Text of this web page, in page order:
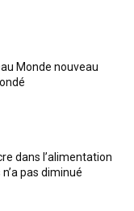
Monde nouveau
dans l’alimentation
pas diminué